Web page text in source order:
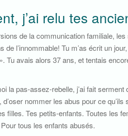
j’ai relu tes
de la communication familiale,
de l’innommable! Tu m’as écrit un
Tu avais alors 37 ans, et tentais
la pas-assez-rebelle, j’ai fait
nommer les abus pour ce
filles. Tes petits-enfants. Toutes les
tous les enfants abusés.